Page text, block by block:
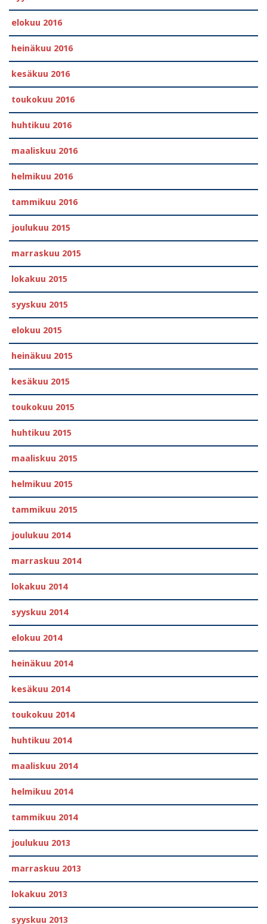
elokuu 2016
heinäkuu 2016
kesäkuu 2016
toukokuu 2016
huhtikuu 2016
maaliskuu 2016
helmikuu 2016
tammikuu 2016
joulukuu 2015
marraskuu 2015
lokakuu 2015
syyskuu 2015
elokuu 2015
heinäkuu 2015
kesäkuu 2015
toukokuu 2015
huhtikuu 2015
maaliskuu 2015
helmikuu 2015
tammikuu 2015
joulukuu 2014
marraskuu 2014
lokakuu 2014
syyskuu 2014
elokuu 2014
heinäkuu 2014
kesäkuu 2014
toukokuu 2014
huhtikuu 2014
maaliskuu 2014
helmikuu 2014
tammikuu 2014
joulukuu 2013
marraskuu 2013
lokakuu 2013
syyskuu 2013